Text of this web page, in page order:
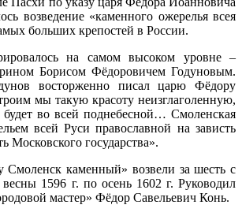
возведение «каменного ожерелья всея
больших крепостей в России.
на самом высоком уровне –
Борисом Фёдоровичем Годуновым.
восторженно писал царю Фёдору
мы такую красоту неизглаголенную,
во всей поднебесной… Смоленская
всей Руси православной на зависть
Московского государства».
Смоленск каменный» возвели за шесть с
1596 г. по осень 1602 г. Руководил
мастер» Фёдор Савельевич Конь.